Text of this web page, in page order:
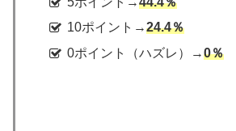
10ポイント→24.4％
0ポイント（ハズレ）→0％